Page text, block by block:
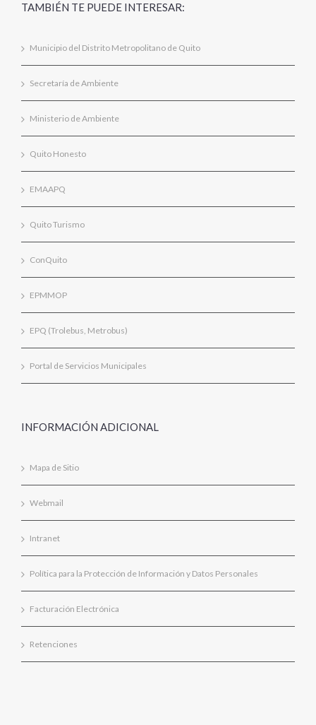
TAMBIÉN TE PUEDE INTERESAR:
Municipio del Distrito Metropolitano de Quito
Secretaría de Ambiente
Ministerio de Ambiente
Quito Honesto
EMAAPQ
Quito Turismo
ConQuito
EPMMOP
EPQ (Trolebus, Metrobus)
Portal de Servicios Municipales
INFORMACIÓN ADICIONAL
Mapa de Sitio
Webmail
Intranet
Política para la Protección de Información y Datos Personales
Facturación Electrónica
Retenciones